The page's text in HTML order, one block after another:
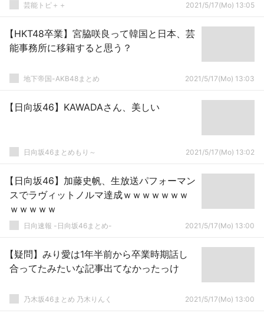
き直しだなwww
芸能トピ＋＋ 2021/5/17(Mo) 13:05
【HKT48卒業】宮脇咲良って韓国と日本、芸
能事務所に移籍すると思う？
地下帝国-AKB48まとめ 2021/5/17(Mo) 13:03
【日向坂46】KAWADAさん、美しい
日向坂46まとめもり～ 2021/5/17(Mo) 13:02
【日向坂46】加藤史帆、生放送パフォーマン
スでラヴィットノルマ達成ｗｗｗｗｗｗｗ
ｗｗｗｗｗ
日向速報 -日向坂46まとめ- 2021/5/17(Mo) 13:00
【疑問】みり愛は1年半前から卒業時期話し
合ってたみたいな記事出てなかったっけ
乃木坂46まとめ 乃木りんく 2021/5/17(Mo) 13:00